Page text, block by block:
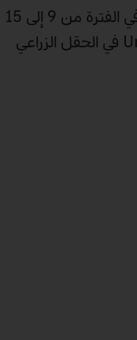
تعرّف على معروضاتنا مباشرة في هانوفر (قاعة 6، جناح D37) في الفترة من 9 إلى 15
نوفمبر 2025 وتعرّف بنفسك على كيفية تحكم شاحنة Unimog في الحقل الزراعي